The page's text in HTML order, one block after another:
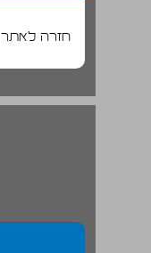
חזרה לאתר
2 הגדרת ביטחון סוציאלי: הפרדוקס ושברו ... 30